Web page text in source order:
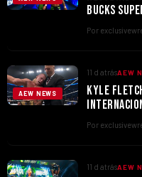
BUCKS
Por
AEW NEWS
11 d atrásAEW
KYLE
Por
11 d atrásAEW